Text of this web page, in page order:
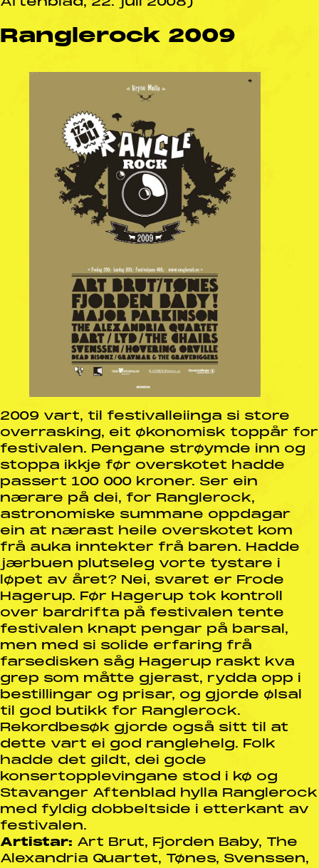
Ranglerock 2009
2009 vart, til festivalleiinga si store
overrasking, eit økonomisk toppår for
festivalen. Pengane strøymde inn og
stoppa ikkje før overskotet hadde
passert 100 000 kroner. Ser ein
nærare på dei, for Ranglerock,
astronomiske summane oppdagar
ein at nærast heile overskotet kom
frå auka inntekter frå baren. Hadde
jærbuen plutseleg vorte tystare i
løpet av året? Nei, svaret er Frode
Hagerup. Før Hagerup tok kontroll
over bardrifta på festivalen tente
festivalen knapt pengar på barsal,
men med si solide erfaring frå
farsedisken såg Hagerup raskt kva
grep som måtte gjerast, rydda opp i
bestillingar og prisar, og gjorde ølsal
til god butikk for Ranglerock.
Rekordbesøk gjorde også sitt til at
dette vart ei god ranglehelg. Folk
hadde det gildt, dei gode
konsertopplevingane stod i kø og
Stavanger Aftenblad hylla Ranglerock
med fyldig dobbeltside i etterkant av
festivalen.
Artistar: Art Brut, Fjorden Baby, The
Alexandria Quartet, Tønes, Svenssen,